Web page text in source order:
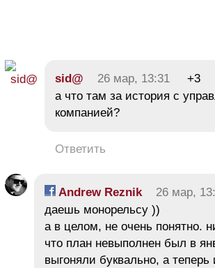
sid@ 26 мар, 13:31
+3
а что там за история с
компанией?
Ответить
Andrew Reznik 26 мар,
даешь монорельсу ))
а в целом, не очень понятно.
что план невыполнен был в
выгоняли буквально, а